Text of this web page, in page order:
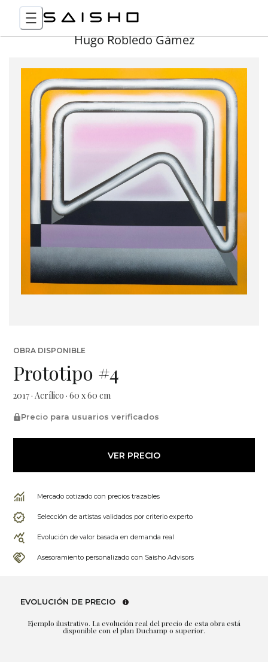
Hugo Robledo Gámez
OBRA DISPONIBLE
Prototipo #4
2017 · Acrílico · 60 x 60 cm
Precio para usuarios verificados
VER PRECIO
Mercado cotizado con precios trazables
Selección de artistas validados por criterio experto
Evolución de valor basada en demanda real
Asesoramiento personalizado con Saisho Advisors
EVOLUCIÓN DE PRECIO
Ejemplo ilustrativo. La evolución real del precio de esta obra está
disponible con el plan Duchamp o superior.